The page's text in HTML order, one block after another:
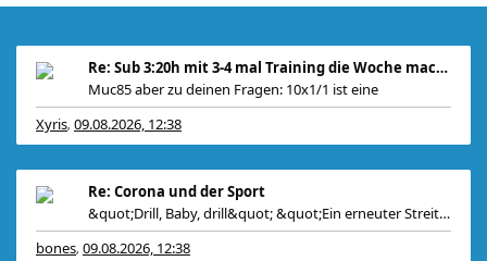
Re: Sub 3:20h mit 3-4 mal Training die Woche machb
Muc85 aber zu deinen Fragen: 10x1/1 ist eine
Xyris, 09.08.2026, 12:38
Re: Corona und der Sport
&quot;Drill, Baby, drill&quot; &quot;Ein erneuter Streit zwische
bones, 09.08.2026, 12:38